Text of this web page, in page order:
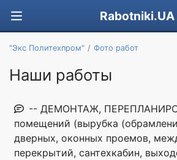
Rabotniki.UA
"Экс Политехпром" Фото работ
Наши работы
-- ДЕМОНТАЖ,
помещений (вырубка
дверных, оконных проемов,
перекрытий, сантехкабин,